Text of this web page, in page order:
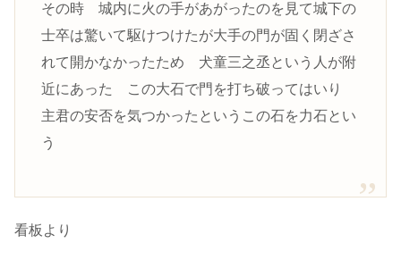
その時 城内に火の手があがったのを見て城下の
士卒は驚いて駆けつけたが大手の門が固く閉ざさ
れて開かなかったため 犬童三之丞という人が附
近にあった この大石で門を打ち破ってはいり
主君の安否を気つかったというこの石を力石とい
う
看板より